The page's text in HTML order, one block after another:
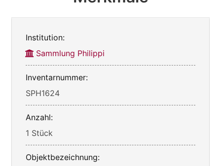
Institution:
Sammlung Philippi
Inventarnummer:
SPH1624
Anzahl:
1 Stück
Objektbezeichnung: